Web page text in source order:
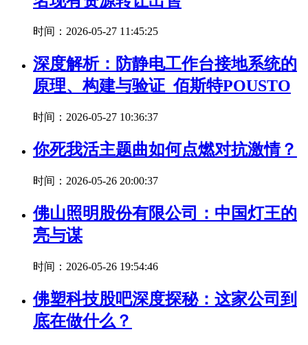
时间：2026-05-27 11:45:25
深度解析：防静电工作台接地系统的
原理、构建与验证_佰斯特POUSTO
时间：2026-05-27 10:36:37
你死我活主题曲如何点燃对抗激情？
时间：2026-05-26 20:00:37
佛山照明股份有限公司：中国灯王的
亮与谋
时间：2026-05-26 19:54:46
佛塑科技股吧深度探秘：这家公司到
底在做什么？